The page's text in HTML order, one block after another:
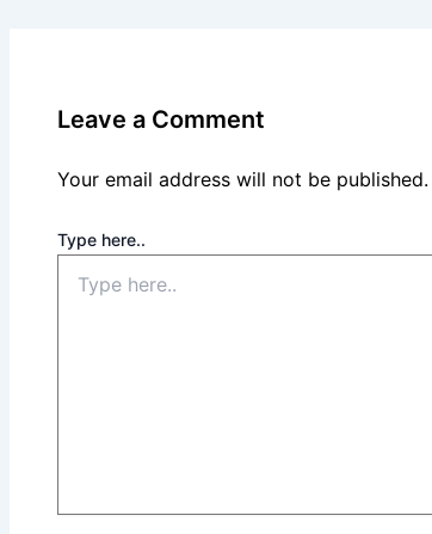
Leave a Comment
Your email address will not be published.
Type here..